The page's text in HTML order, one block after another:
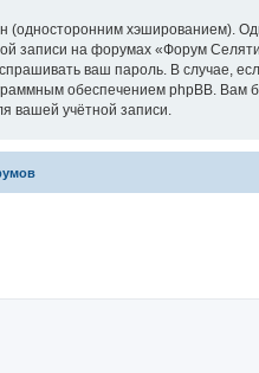
хэшированием).
записи на форумах «Форум
ваш пароль. В случае,
обеспечением phpBB. Вам
вашей учётной записи.